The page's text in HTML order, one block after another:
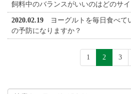
飼料中のバランスがいいのはどのサ
2020.02.19
ヨーグルトを毎日食べて
の予防になりますか？
1 2 3